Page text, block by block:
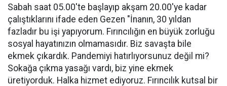
Sabah saat 05.00'te başlayıp akşam 20.00'ye kadar
çalıştıklarını ifade eden Gezen "İnanın, 30 yıldan
fazladır bu işi yapıyorum. Fırıncılığın en büyük zorluğu
sosyal hayatınızın olmamasıdır. Biz savaşta bile
ekmek çıkardık. Pandemiyi hatırlıyorsunuz değil mi?
Sokağa çıkma yasağı vardı, biz yine ekmek
üretiyorduk. Halka hizmet ediyoruz. Fırıncılık kutsal bir